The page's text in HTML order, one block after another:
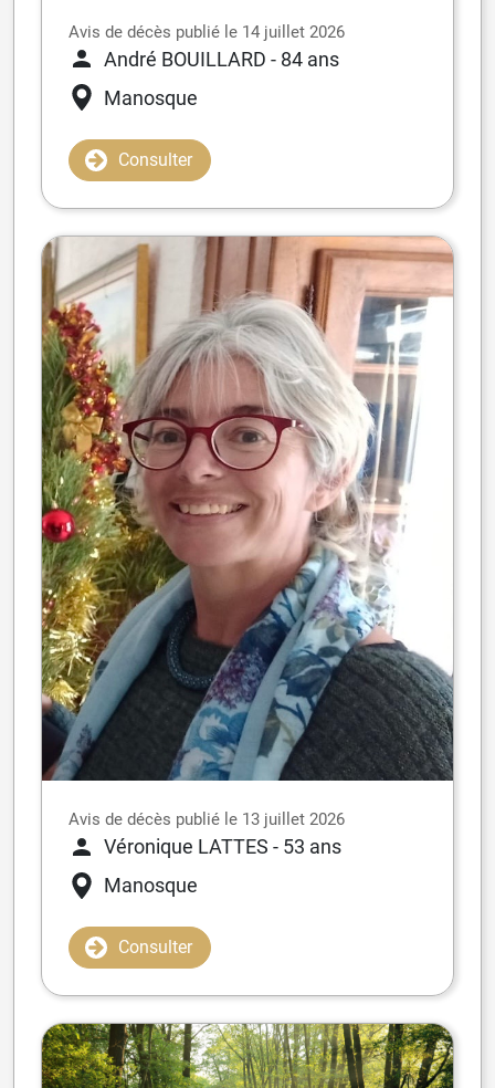
Avis de décès publié le 14 juillet 2026
André BOUILLARD - 84 ans
Manosque
Consulter
Avis de décès publié le 13 juillet 2026
Véronique LATTES - 53 ans
Manosque
Consulter